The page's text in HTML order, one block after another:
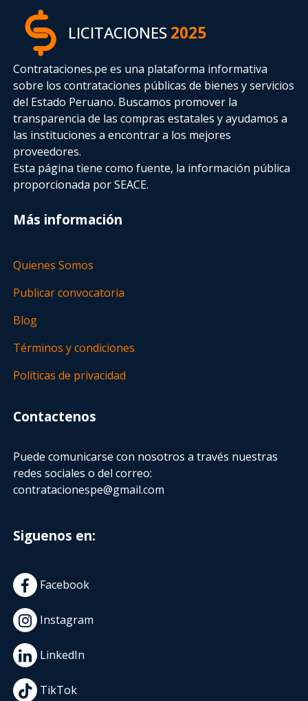
LICITACIONES2025
Contrataciones.pe es una plataforma informativa
sobre los contrataciones públicas de bienes y servicios
del Estado Peruano. Buscamos promover la
transparencia de las compras estatalesy ayudamos a
las instituciones a encontrar a los mejores
proveedores.
Esta página tiene como fuente, la información pública
proporcionada por SEACE.
Más información
Quienes Somos
Publicar convocatoria
Blog
Términos y condiciones
Políticas de privacidad
Contactenos
Puede comunicarse con nosotros a través nuestras
redes sociales o del correo:
contratacionespe@gmail.com
Siguenos en:
Facebook
Instagram
LinkedIn
TikTok